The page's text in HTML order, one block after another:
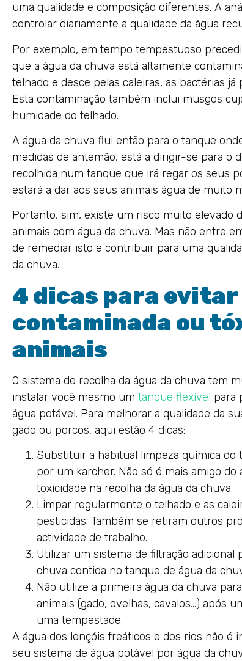
uma qualidade e composição diferentes. A
controlar diariamente a qualidade da água
Por exemplo, em tempo tempestuoso
que a água da chuva está altamente
telhado e desce pelas caleiras, as bactérias
Esta contaminação também inclui musgos
humidade do telhado.
A água da chuva flui então para o tanque
medidas de antemão, está a dirigir-se para o
recolhida num tanque que irá regar os seus
estará a dar aos seus animais água de muito
Portanto, sim, existe um risco muito elevado
animais com água da chuva. Mas não entre
de remediar isto e contribuir para uma
da chuva.
4 dicas para evitar
contaminada ou
animais
O sistema de recolha da água da chuva tem
instalar você mesmo um tanque flexível para
água potável. Para melhorar a qualidade da
gado ou porcos, aqui estão 4 dicas:
Substituir a habitual limpeza química do
por um karcher. Não só é mais amigo
toxicidade na recolha da água da chuva.
Limpar regularmente o telhado e as
pesticidas. Também se retiram outros
actividade de trabalho.
Utilizar um sistema de filtração adicional
chuva contida no tanque de água da
Não utilize a primeira água da chuva
animais (gado, ovelhas, cavalos…) após
uma tempestade.
A água dos lençóis freáticos e dos rios não é
seu sistema de água potável por água da